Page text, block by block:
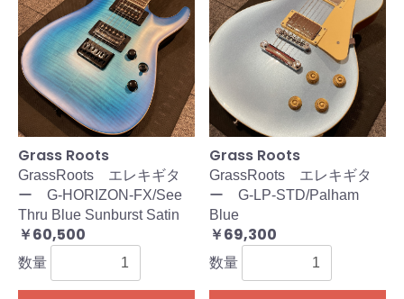
Grass Roots
GrassRoots エレキギタ
ー G-HORIZON-FX/See
Thru Blue Sunburst Satin
￥60,500
数量
Grass Roots
GrassRoots エレキギタ
ー G-LP-STD/Palham
Blue
￥69,300
数量